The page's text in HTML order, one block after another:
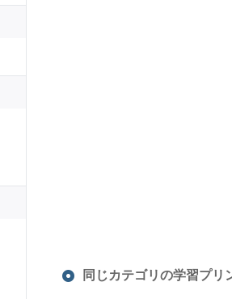
同じカテゴリの学習プリ